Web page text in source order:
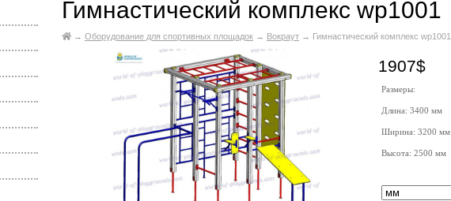
Гимнастический комплекс wp1001
→ Оборудование для спортивных площадок → Вокраут → Гимнастический комплекс wp1001
1907$
Размеры:
Длина: 3400 мм
Ширина: 3200 мм
Высота: 2500 мм